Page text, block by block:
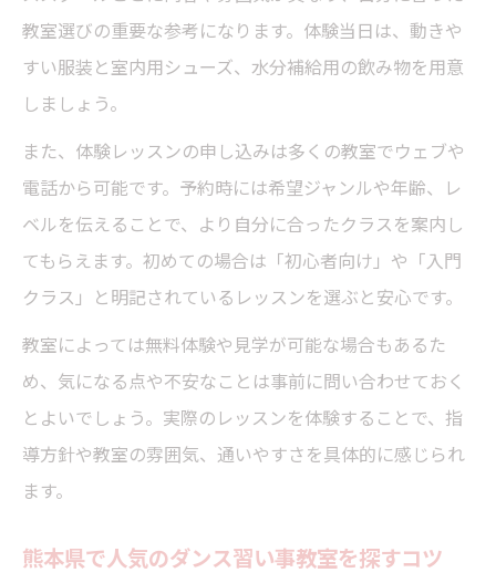
ダンス習い事入門でよくある疑問とその解
決法
初心者向け習い事で学べる基本ステップ紹
介
習い事選びで重視すべきダンス教室の雰囲
ジャンルや指導スタイル別習い事の選択基
準
口コミや評判で分かる習い事のメリット
教室選びの重要な参考になります。体験当日は、動きや
すい服装と室内用シューズ、水分補給用の飲み物を用意
しましょう。
また、体験レッスンの申し込みは多くの教室でウェブや
電話から可能です。予約時には希望ジャンルや年齢、レ
ベルを伝えることで、より自分に合ったクラスを案内し
てもらえます。初めての場合は「初心者向け」や「入門
クラス」と明記されているレッスンを選ぶと安心です。
教室によっては無料体験や見学が可能な場合もあるた
め、気になる点や不安なことは事前に問い合わせておく
とよいでしょう。実際のレッスンを体験することで、指
導方針や教室の雰囲気、通いやすさを具体的に感じられ
ます。
熊本県で人気のダンス習い事教室を探すコツ